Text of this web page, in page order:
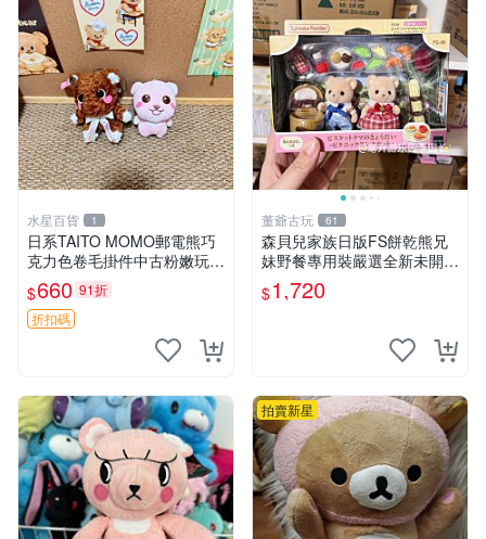
水星百貨 1
日系TAITO MOMO郵電熊巧
克力色卷毛掛件中古粉嫩玩偶
微瑕推薦 postpet momo 郵
電熊 中古玩偶
$660 91折
折扣碼
董爺古玩 61
森貝兒家族日版FS餅乾熊兄
妹野餐專用裝嚴選全新未開
封，包含兩組大童款紙盒裝，
適合收藏與分享。 餅乾熊兄
$1,720
拍賣新星